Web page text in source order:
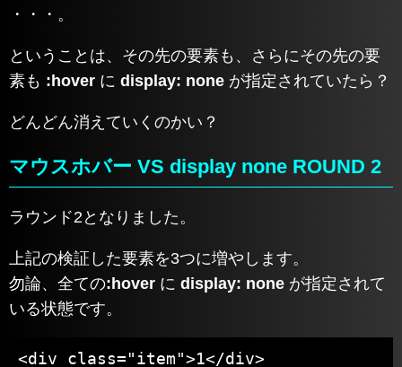
・・・。
ということは、その先の要素も、さらにその先の要
素も :hover に display: none が指定されていたら？
どんどん消えていくのかい？
マウスホバー VS display none ROUND 2
ラウンド2となりました。
上記の検証した要素を3つに増やします。
勿論、全ての:hover に display: none が指定されて
いる状態です。
<div class="item">1</div>